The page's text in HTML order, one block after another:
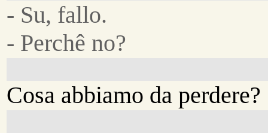
- Su, fallo.
- Perchê no?
Cosa abbiamo da perdere?